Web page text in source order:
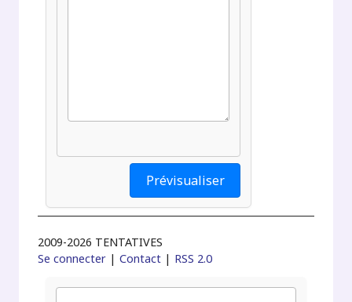
2009-2026 TENTATIVES
Se connecter |Contact | RSS 2.0